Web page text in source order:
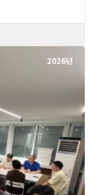
2026년